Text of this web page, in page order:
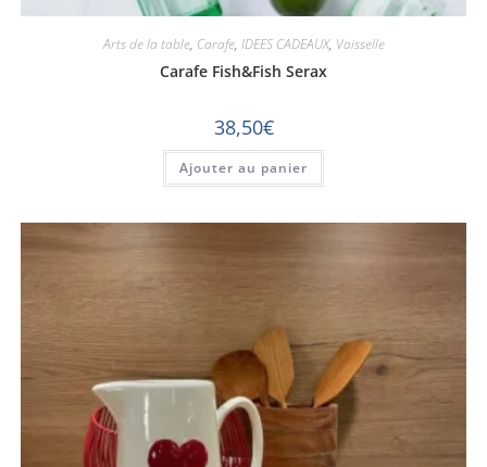
Arts de la table, Carafe, IDEES CADEAUX, Vaisselle
Carafe Fish&Fish Serax
38,50€
Ajouter au panier